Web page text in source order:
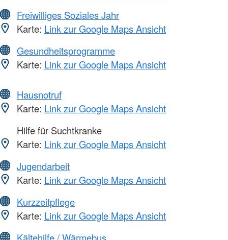
Freiwilliges Soziales Jahr
Karte: Link zur Google Maps Ansicht
Gesundheitsprogramme
Karte: Link zur Google Maps Ansicht
Hausnotruf
Karte: Link zur Google Maps Ansicht
Hilfe für Suchtkranke
Karte: Link zur Google Maps Ansicht
Jugendarbeit
Karte: Link zur Google Maps Ansicht
Kurzzeitpflege
Karte: Link zur Google Maps Ansicht